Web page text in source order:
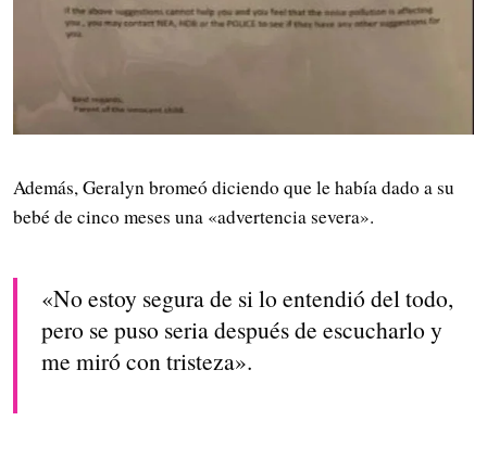
Además, Geralyn bromeó diciendo que le había dado a su
bebé de cinco meses una «advertencia severa».
«No estoy segura de si lo entendió del todo,
pero se puso seria después de escucharlo y
me miró con tristeza».